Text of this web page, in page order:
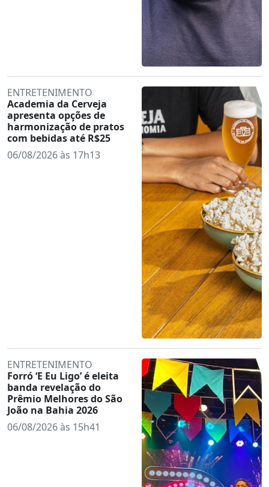
ENTRETENIMENTO
Academia da Cerveja
apresenta opções de
harmonização de pratos
com bebidas até R$25
06/08/2026 às 17h13
ENTRETENIMENTO
Forró ‘E Eu Ligo’ é eleita
banda revelação do
Prêmio Melhores do São
João na Bahia 2026
06/08/2026 às 15h41